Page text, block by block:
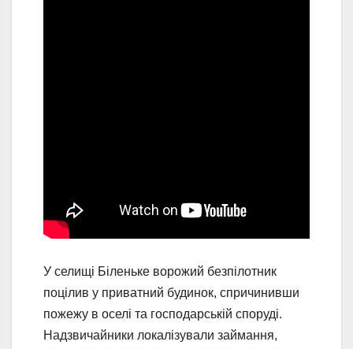
У селищі Біленьке ворожий безпілотник
поцілив у приватний будинок, спричинивши
пожежу в оселі та господарській споруді.
Надзвичайники локалізували займання,